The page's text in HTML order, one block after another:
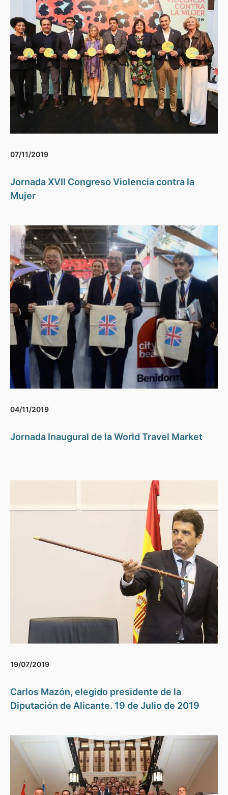
07/11/2019
Jornada XVII Congreso Violencia contra la
Mujer
04/11/2019
Jornada Inaugural de la World Travel Market
19/07/2019
Carlos Mazón, elegido presidente de la
Diputación de Alicante. 19 de Julio de 2019